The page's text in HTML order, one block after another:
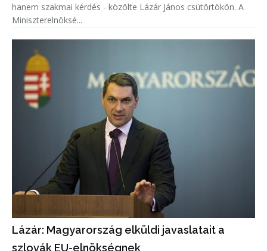
hanem szakmai kérdés - közölte Lázár János csütörtökön. A
Miniszterelnöksé...
Lázár: Magyarország elküldi javaslatait a
szlovák EU-elnökségnek